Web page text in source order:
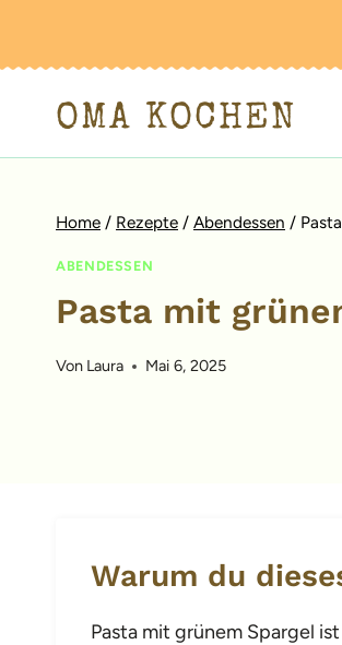
OMA KOCHEN
Home / Rezepte / Abendessen /
ABENDESSEN
Pasta mit
Von Laura Mai 6, 2025
Warum du
Pasta mit grünem Spargel